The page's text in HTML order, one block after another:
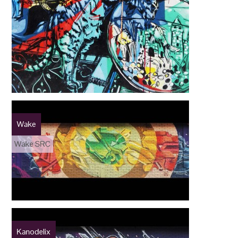
Wake
Wake SRC
Kanodelix